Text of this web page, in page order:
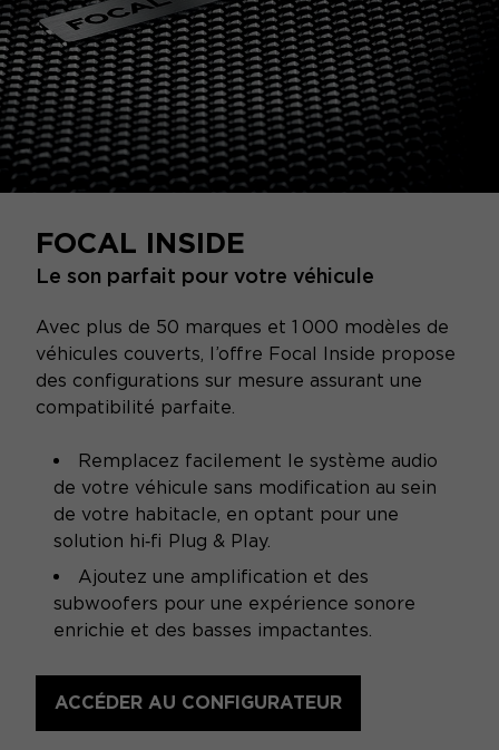
FOCAL INSIDE
Le son parfait pour votre véhicule
Avec plus de 50 marques et 1 000 modèles de
véhicules couverts, l’offre Focal Inside propose
des configurations sur mesure assurant une
compatibilité parfaite.
Remplacez facilement le système audio
de votre véhicule sans modification au sein
de votre habitacle, en optant pour une
solution hi‑fi Plug & Play.
Ajoutez une amplification et des
subwoofers pour une expérience sonore
enrichie et des basses impactantes.
ACCÉDER AU CONFIGURATEUR